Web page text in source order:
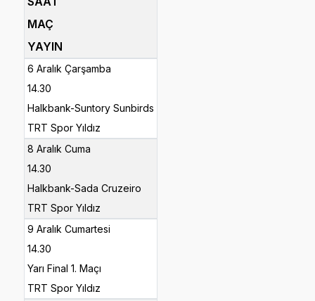
MAÇ
YAYIN
6 Aralık Çarşamba
14.30
Halkbank-Suntory Sunbirds
TRT Spor Yıldız
8 Aralık Cuma
14.30
Halkbank-Sada Cruzeiro
TRT Spor Yıldız
9 Aralık Cumartesi
14.30
Yarı Final 1. Maçı
TRT Spor Yıldız